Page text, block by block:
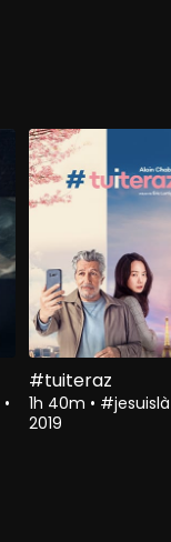
•
#tuiteraz
1h 40m •
2019